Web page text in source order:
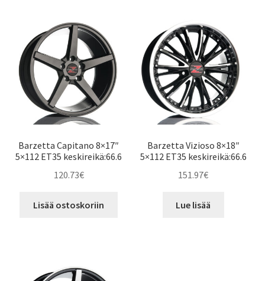
Barzetta Capitano 8×17″
5×112 ET35 keskireikä:66.6
120.73€
Lisää ostoskoriin
Barzetta Vizioso 8×18″
5×112 ET35 keskireikä:66.6
151.97€
Lue lisää